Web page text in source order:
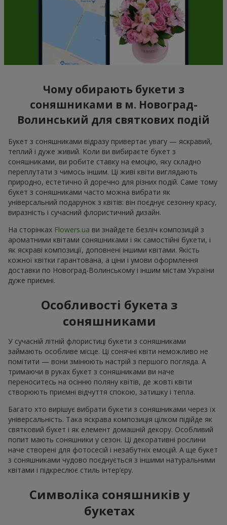
Чому обирають букети з
соняшниками в м. Новоград-
Волинський для святкових подій
Букет з соняшниками відразу привертає увагу — яскравий,
теплий і дуже живий. Коли ви вибираєте букет з
соняшниками, ви робите ставку на емоцію, яку складно
переплутати з чимось іншим. Ці живі квіти виглядають
природно, естетично й доречно для різних подій. Саме тому
букет з соняшниками часто можна вибрати як
універсальний подарунок з квітів: він поєднує сезонну красу,
виразність і сучасний флористичний дизайн.
На сторінках Flowers.ua ви знайдете безліч композицій з
ароматними квітами соняшниками і як самостійні букети, і
як яскраві композиції, доповнені іншими квітами. Якість
кожної квітки гарантована, а ціни і умови оформлення
доставки по Новоград-Волинському і іншим містам України
дуже приємні.
Особливості букета з
соняшниками
У сучасній літній флористиці букети з соняшниками
займають особливе місце. Ці сонячні квіти неможливо не
помітити — вони змінюють настрій з першого погляда. А
тримаючи в руках букет з соняшниками ви наче
переноситесь на осінню поляну квітів, де жовті квіти
створюють приємні відчуття спокою, затишку і тепла.
Багато хто вирішує вибрати букети з соняшниками через їх
універсальність. Така яскрава композиція цілком підійде як
святковий букет і як елемент домашній декору. Особливий
попит мають соняшники у сезон. Ці декоративні рослини
наче створені для фотосесій і незабутніх емоцій. А ще букет
з соняшниками чудово поєднується з іншими натуральними
квітами і підкреслює стиль інтер’єру.
Символіка соняшників у
букетах